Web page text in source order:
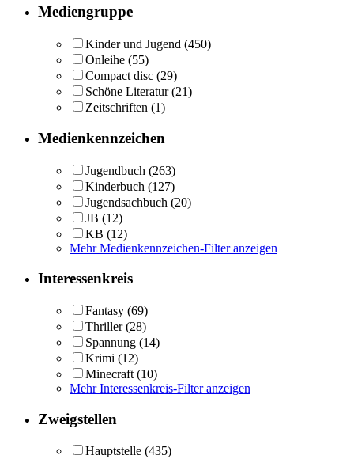
Mediengruppe
Kinder und Jugend (450)
Onleihe (55)
Compact disc (29)
Schöne Literatur (21)
Zeitschriften (1)
Medienkennzeichen
Jugendbuch (263)
Kinderbuch (127)
Jugendsachbuch (20)
JB (12)
KB (12)
Mehr Medienkennzeichen-Filter anzeigen
Interessenkreis
Fantasy (69)
Thriller (28)
Spannung (14)
Krimi (12)
Minecraft (10)
Mehr Interessenkreis-Filter anzeigen
Zweigstellen
Hauptstelle (435)